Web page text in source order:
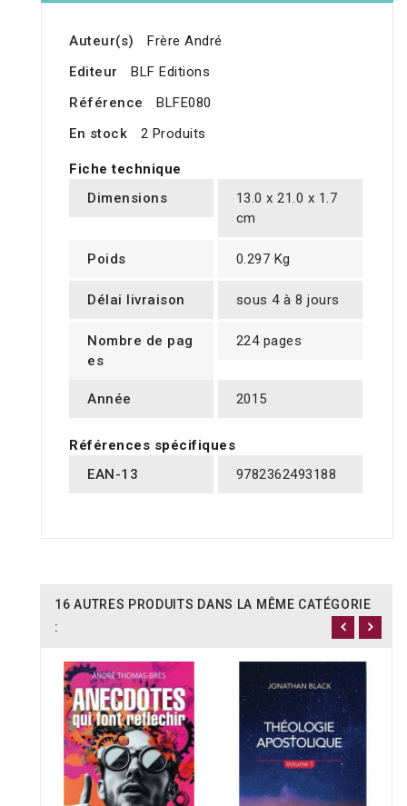
Auteur(s)
Frère André
Editeur
BLF Editions
Référence
BLFE080
En stock
2 Produits
Fiche technique
Dimensions
13.0 x 21.0 x 1.7
cm
Poids 0.297 Kg
Délai livraison sous 4 à 8 jours
Nombre de pag
es
224 pages
Année 2015
Références spécifiques
EAN-13
9782362493188
16 AUTRES PRODUITS DANS LA MÊME CATÉGORIE
: